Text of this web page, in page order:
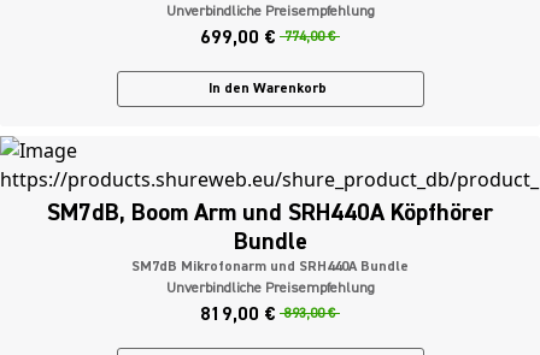
Unverbindliche Preisempfehlung
699,00 € 774,00 €
In den Warenkorb
SM7dB, Boom Arm und SRH440A Köpfhörer
Bundle
SM7dB Mikrofonarm und SRH440A Bundle
Unverbindliche Preisempfehlung
819,00 € 893,00 €